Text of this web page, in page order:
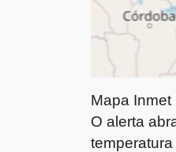
Mapa Inmet
O alerta